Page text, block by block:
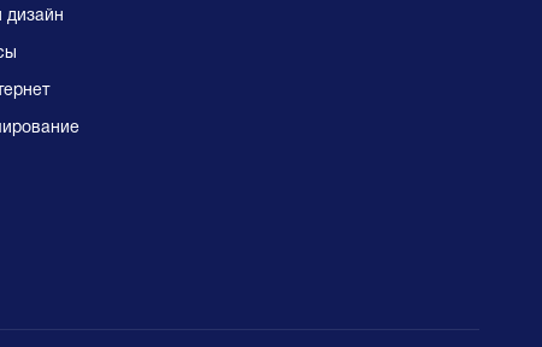
дизайн